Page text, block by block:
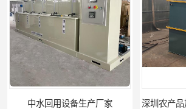
中水回用设备生产厂家